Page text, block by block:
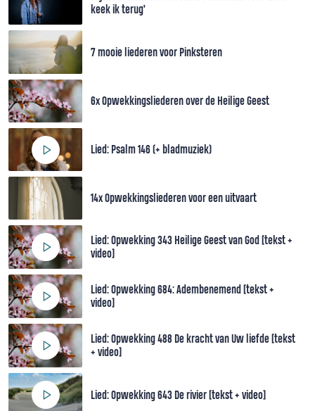
keek ik terug’
7 mooie liederen voor Pinksteren
6x Opwekkingsliederen over de Heilige Geest
Lied: Psalm 146 (+ bladmuziek)
14x Opwekkingsliederen voor een uitvaart
Lied: Opwekking 343 Heilige Geest van God [tekst +
video]
Lied: Opwekking 684: Adembenemend [tekst +
video]
Lied: Opwekking 488 De kracht van Uw liefde [tekst
+ video]
Lied: Opwekking 643 De rivier [tekst + video]